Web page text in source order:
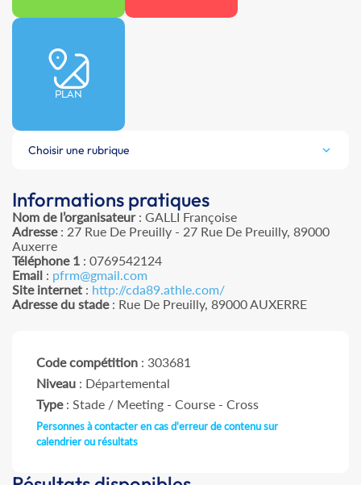
PLAN
Choisir une rubrique
Informations pratiques
Nom de l’organisateur: GALLI Françoise
Adresse: 27 Rue De Preuilly - 27 Rue De Preuilly, 89000
Auxerre
Téléphone 1 : 0769542124
Email : pfrm@gmail.com
Site internet : http://cda89.athle.com/
Adresse du stade: Rue De Preuilly, 89000 AUXERRE
Code compétition : 303681
Niveau : Départemental
Type: Stade / Meeting - Course - Cross
Personnes à contacter en cas d'erreur de contenu sur
calendrier ou résultats